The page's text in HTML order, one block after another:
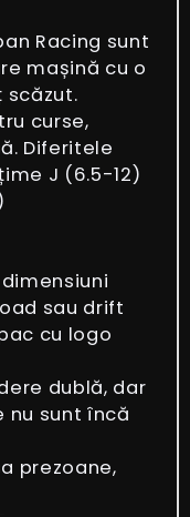
Racing sunt
mașină cu o
scăzut.
curse,
Diferitele
J (6.5-12)
sau drift
cu logo
dublă, dar
nu sunt încă
prezoane,